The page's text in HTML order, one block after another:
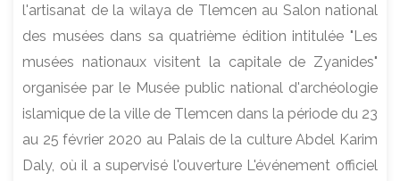
l'artisanat de la wilaya de Tlemcen au Salon national
des musées dans sa quatrième édition intitulée "Les
musées nationaux visitent la capitale de Zyanides"
organisée par le Musée public national d'archéologie
islamique de la ville de Tlemcen dans la période du 23
au 25 février 2020 au Palais de la culture Abdel Karim
Daly, où il a supervisé l'ouverture L'événement officiel